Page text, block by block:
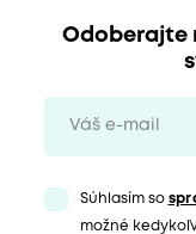
Odoberajte
Súhlasím so
možné